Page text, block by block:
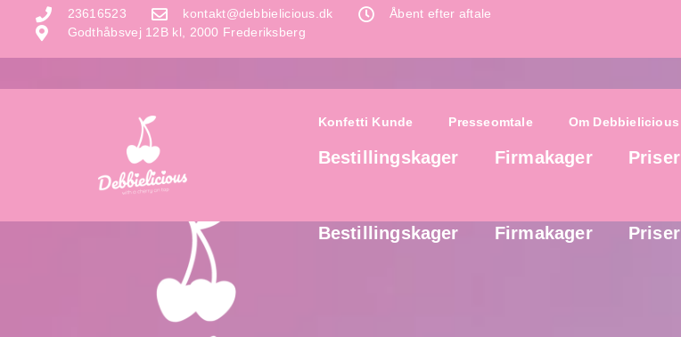
23616523 kontakt@debbielicious.dk
Åbent efter aftale
Godthåbsvej 12B kl, 2000 Frederiksberg
Bestillingskager Firmakager Priser
Konfetti Kunde Presseomtale Om Debbielicious
Bestillingskager Firmakager Priser